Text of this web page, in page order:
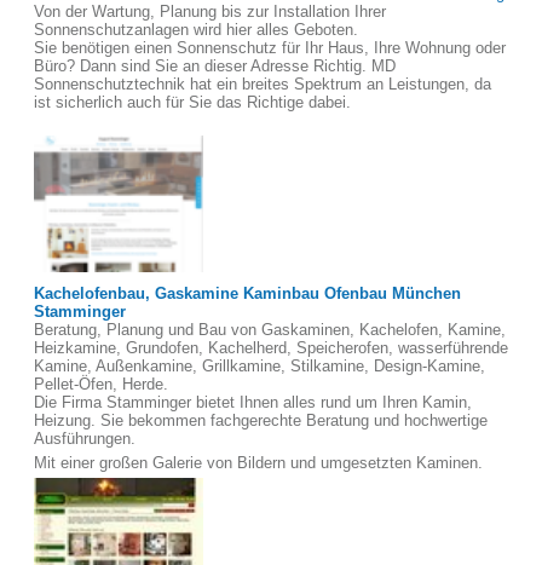
Von der Wartung, Planung bis zur Installation Ihrer
Sonnenschutzanlagen wird hier alles Geboten.
Sie benötigen einen Sonnenschutz für Ihr Haus, Ihre Wohnung oder
Büro? Dann sind Sie an dieser Adresse Richtig. MD
Sonnenschutztechnik hat ein breites Spektrum an Leistungen, da
ist sicherlich auch für Sie das Richtige dabei.
Kachelofenbau, Gaskamine Kaminbau Ofenbau München
Stamminger
Beratung, Planung und Bau von Gaskaminen, Kachelofen, Kamine,
Heizkamine, Grundofen, Kachelherd, Speicherofen, wasserführende
Kamine, Außenkamine, Grillkamine, Stilkamine, Design-Kamine,
Pellet-Öfen, Herde.
Die Firma Stamminger bietet Ihnen alles rund um Ihren Kamin,
Heizung. Sie bekommen fachgerechte Beratung und hochwertige
Ausführungen.
Mit einer großen Galerie von Bildern und umgesetzten Kaminen.